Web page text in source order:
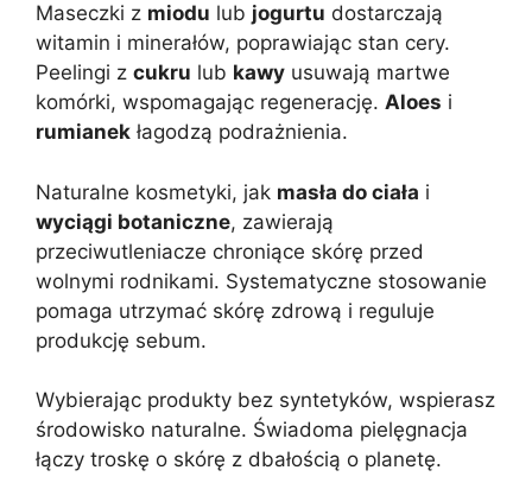
Maseczki z miodu lub jogurtu dostarczają
witamin i minerałów, poprawiając stan cery.
Peelingi z cukru lub kawy usuwają martwe
komórki, wspomagając regenerację. Aloes i
rumianek łagodzą podrażnienia.
Naturalne kosmetyki, jak masła do ciała i
wyciągi botaniczne, zawierają
przeciwutleniacze chroniące skórę przed
wolnymi rodnikami. Systematyczne stosowanie
pomaga utrzymać skórę zdrową i reguluje
produkcję sebum.
Wybierając produkty bez syntetyków, wspierasz
środowisko naturalne. Świadoma pielęgnacja
łączy troskę o skórę z dbałością o planetę.